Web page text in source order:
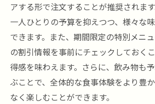
アする形で注文することが推奨されます
一人ひとりの予算を抑えつつ、様々な
できます。また、期間限定の特別メニ
の割引情報を事前にチェックしておく
得感を味わえます。さらに、飲み物も
ぶことで、全体的な食事体験をより豊
なく楽しむことができます。